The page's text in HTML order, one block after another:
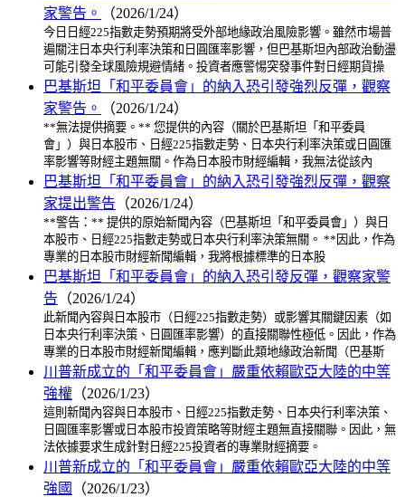
家警告。
（2026/1/24）
今日日經225指數走勢預期將受外部地緣政治風險影響。雖然市場普
遍關注日本央行利率決策和日圓匯率影響，但巴基斯坦內部政治動盪
可能引發全球風險規避情緒。投資者應警惕突發事件對日經期貨操
巴基斯坦「和平委員會」的納入恐引發強烈反彈，觀察
家警告。
（2026/1/24）
**無法提供摘要。** 您提供的內容（關於巴基斯坦「和平委員
會」）與日本股市、日經225指數走勢、日本央行利率決策或日圓匯
率影響等財經主題無關。作為日本股市財經編輯，我無法從該內
巴基斯坦「和平委員會」的納入恐引發強烈反彈，觀察
家提出警告 （2026/1/24）
**警告：** 提供的原始新聞內容（巴基斯坦「和平委員會」）與日
本股市、日經225指數走勢或日本央行利率決策無關。 **因此，作為
專業的日本股市財經新聞編輯，我將根據標準的日本股
巴基斯坦「和平委員會」的納入恐引發反彈，觀察家警
告 （2026/1/24）
此新聞內容與日本股市（日經225指數走勢）或影響其關鍵因素（如
日本央行利率決策、日圓匯率影響）的直接關聯性極低。因此，作為
專業的日本股市財經新聞編輯，應判斷此類地緣政治新聞（巴基斯
川普新成立的「和平委員會」嚴重依賴歐亞大陸的中等
強權 （2026/1/23）
這則新聞內容與日本股市、日經225指數走勢、日本央行利率決策、
日圓匯率影響或日本股市投資策略等財經主題無直接關聯。因此，無
法依據要求生成針對日經225投資者的專業財經摘要。
川普新成立的「和平委員會」嚴重依賴歐亞大陸的中等
強國
（2026/1/23）